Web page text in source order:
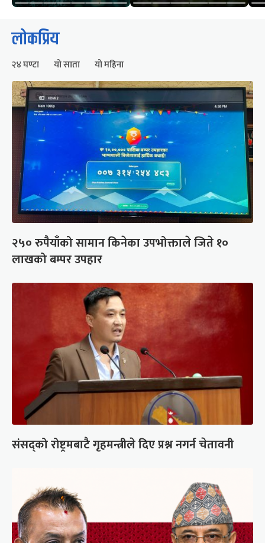
लोकप्रिय
२४ घण्टा यो साता यो महिना
२५० रुपैयाँको सामान किनेका उपभोक्ताले जिते १०
लाखको बम्पर उपहार
संसद्को रोष्ट्रमबाटै गृहमन्त्रीले दिए प्रश्न नगर्न चेतावनी